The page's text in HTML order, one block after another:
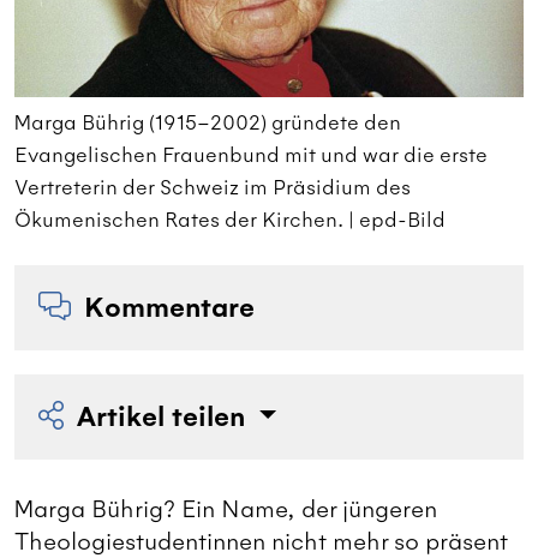
Marga Bührig (1915–2002) gründete den
Evangelischen Frauenbund mit und war die erste
Vertreterin der Schweiz im Präsidium des
Ökumenischen Rates der Kirchen. | epd-Bild
Kommentare
Artikel teilen
Marga Bührig? Ein Name, der jüngeren
Theologiestudentinnen nicht mehr so präsent